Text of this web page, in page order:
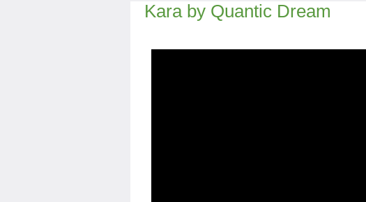
Kara by Quantic Dream